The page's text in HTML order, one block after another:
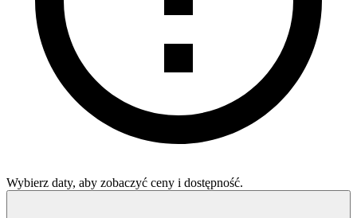
Wybierz daty, aby zobaczyć ceny i dostępność.